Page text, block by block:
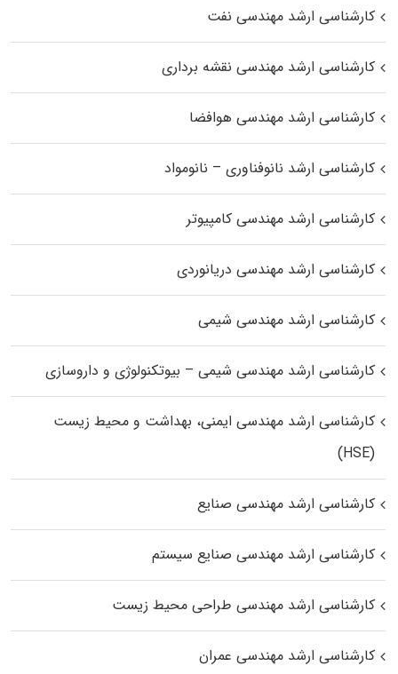
کارشناسی ارشد مهندسی نفت
کارشناسی ارشد مهندسی نقشه برداری
کارشناسی ارشد مهندسی هوافضا
کارشناسی ارشد نانوفناوری – نانومواد
کارشناسی ارشد مهندسی کامپیوتر
کارشناسی ارشد مهندسی دریانوردی
کارشناسی ارشد مهندسی شیمی
کارشناسی ارشد مهندسی شیمی – بیوتکنولوژی و داروسازی
کارشناسی ارشد مهندسی ایمنی، بهداشت و محیط زیست
(HSE)
کارشناسی ارشد مهندسی صنایع
کارشناسی ارشد مهندسی صنایع سیستم
کارشناسی ارشد مهندسی طراحی محیط زیست
کارشناسی ارشد مهندسی عمران